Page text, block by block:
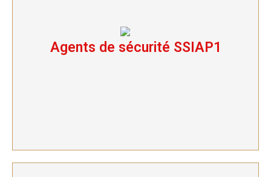
Agents de sécurité SSIAP1
Agents de sécurité SSIAP1